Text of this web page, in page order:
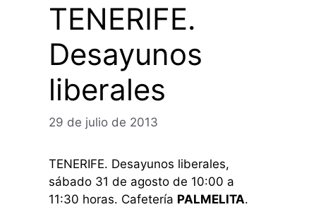
TENERIFE.
Desayunos
liberales
29 de julio de 2013
TENERIFE. Desayunos liberales,
sábado 31 de agosto de 10:00 a
11:30 horas. Cafetería PALMELITA.